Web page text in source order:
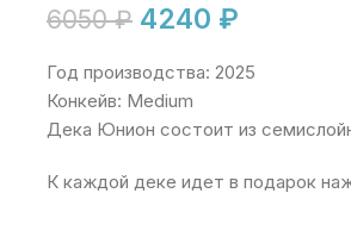
6050₽ 4240 ₽
Год производства: 2025
Конкейв: Medium
Дека Юнион состоит из
К каждой деке идет в подарок